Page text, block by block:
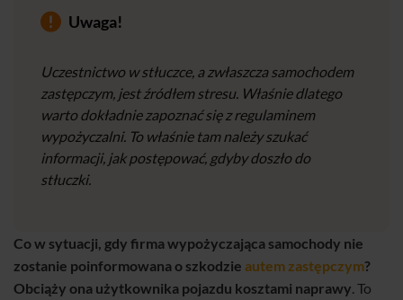
Uwaga!
Uczestnictwo w stłuczce, a zwłaszcza samochodem
zastępczym, jest źródłem stresu. Właśnie dlatego
warto dokładnie zapoznać się z regulaminem
wypożyczalni. To właśnie tam należy szukać
informacji, jak postępować, gdyby doszło do
stłuczki.
Co w sytuacji, gdy firma wypożyczająca samochody nie
zostanie poinformowana o szkodzie autem zastępczym?
Obciąży ona użytkownika pojazdu kosztami naprawy. To